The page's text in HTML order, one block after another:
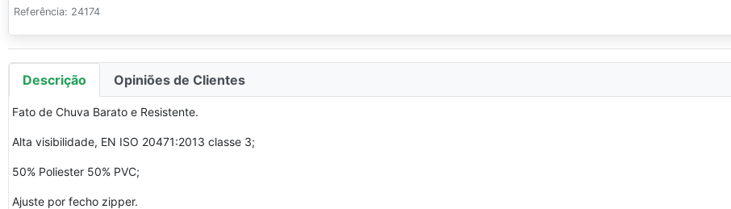
Referência: 24174
Descrição Opiniões de Clientes
Fato de Chuva Barato e Resistente.
Alta visibilidade, EN ISO 20471:2013 classe 3;
50% Poliester 50% PVC;
Ajuste por fecho zipper.